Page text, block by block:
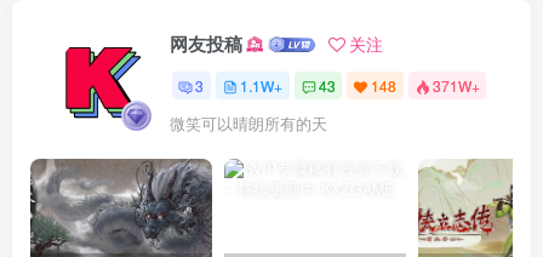
网友投稿 关注
3 1.1W+ 43 148 371W+
微笑可以晴朗所有的天